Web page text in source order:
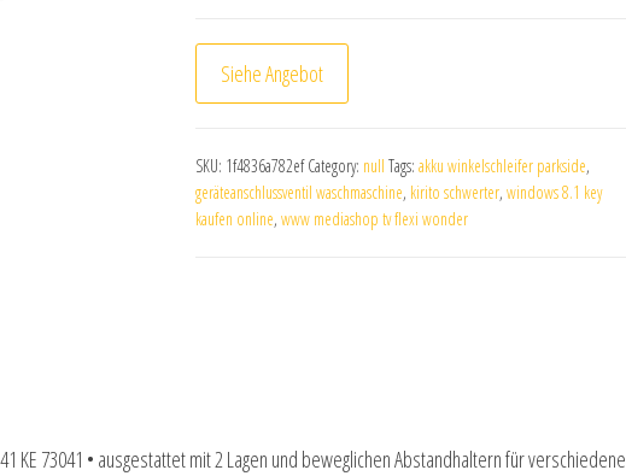
Siehe Angebot
SKU: 1f4836a782ef Category: null Tags: akku winkelschleifer parkside,
geräteanschlussventil waschmaschine, kirito schwerter, windows 8.1 key
kaufen online, www mediashop tv flexi wonder
KE 73041 • ausgestattet mit 2 Lagen und beweglichen Abstandhaltern für verschiedene